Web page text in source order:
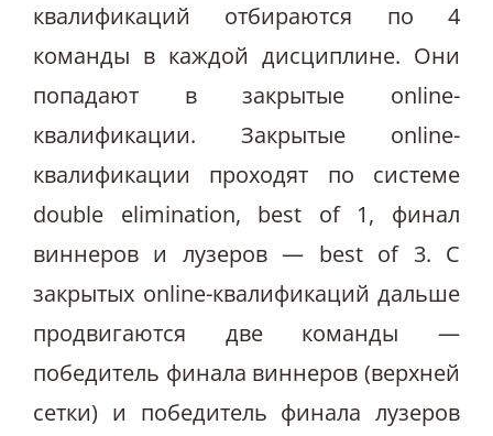
квалификаций отбираются по 4
команды в каждой дисциплине. Они
попадают в закрытые online-
квалификации. Закрытые online-
квалификации проходят по системе
double elimination, best of 1, финал
виннеров и лузеров — best of 3. С
закрытых online-квалификаций дальше
продвигаются две команды —
победитель финала виннеров (верхней
сетки) и победитель финала лузеров